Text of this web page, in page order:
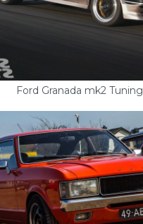
Ford Granada mk2 Tuning